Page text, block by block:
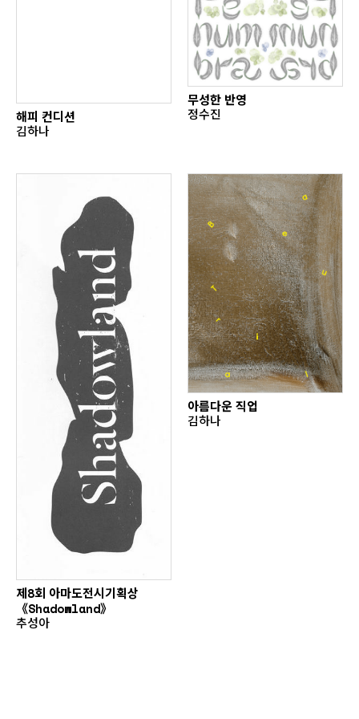
해피 컨디션
김하나
무성한 반영
정수진
제8회 아마도전시기획상
《Shadowland》
추성아
아름다운 직업
김하나